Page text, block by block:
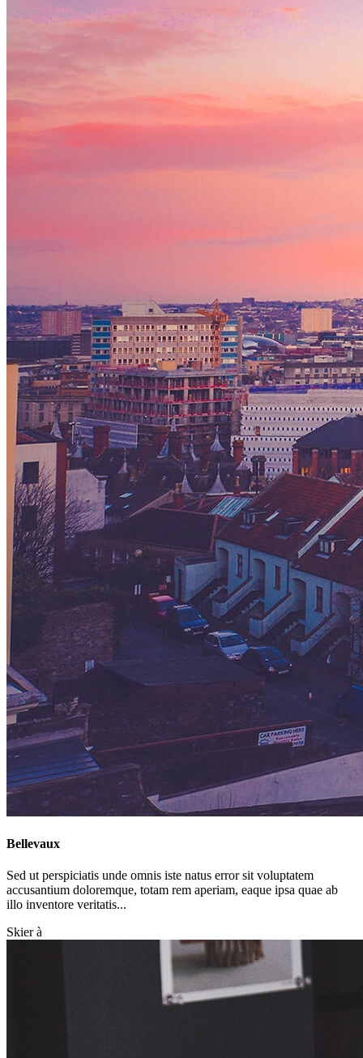
Bellevaux
Sed ut perspiciatis unde omnis iste natus error sit voluptatem
accusantium doloremque, totam rem aperiam, eaque ipsa quae ab
illo inventore veritatis...
Skier à